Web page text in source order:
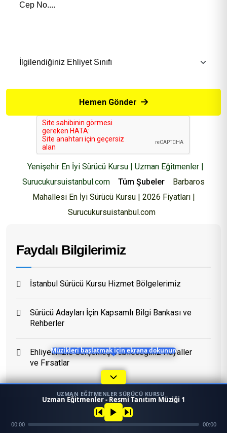
Hemen Gönder
Yenişehir En İyi Sürücü Kursu | Uzman Eğitmenler |
Surucukursuistanbul.com
Tüm Şubeler
Barbaros
Mahallesi En İyi Sürücü Kursu | 2026 Fiyatları |
Surucukursuistanbul.com
Faydalı Bilgilerimiz
İstanbul Sürücü Kursu Hizmet Bölgelerimiz
Sürücü Adayları İçin Kapsamlı Bilgi Bankası ve
Rehberler
Ehliyetinizle Gerçekleştirebileceğiniz Hayaller
ve Fırsatlar
Dönemsel ve Hızlandırılmış Ehliyet Programları
Sürüş Becerinizi Geliştirmek İçin En Doğru
En Hızlı Sürücü Kursu
Bugün 14:13
Ara
1
Konum Mezun
Müzikleri başlatmak için ekrana dokunun
UZMAN EĞITMENLER SÜRÜCÜ KURSU
Uzman Eğitmenler - Resmi Tanıtım Müziği 1
00:00 00:00